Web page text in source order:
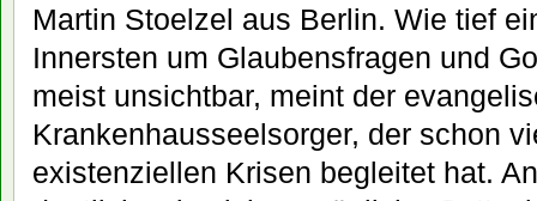
Martin Stoelzel aus Berlin. Wie tief
Innersten um Glaubensfragen und
meist unsichtbar, meint der
Krankenhausseelsorger, der schon
existenziellen Krisen begleitet hat.